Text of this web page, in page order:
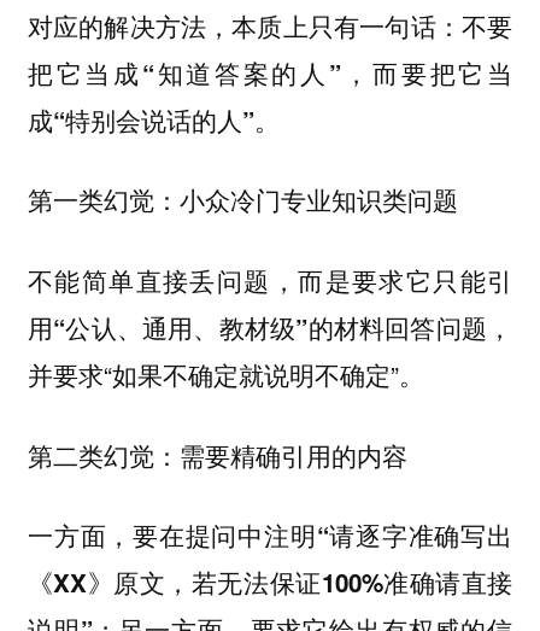
对应的解决方法，本质上只有一句话： 不要
把它当成“知道答案的人”，而要把它当
成“特别会说话的人”。
第一类幻觉：小众冷门专业知识类问题
不能简单直接丢问题，而是要求它只能引
用“公认、通用、教材级”的材料回答问题 ，
并要求“如果不确定就说明不确定”。
第二类幻觉：需要精确引用的内容
一方面，要在提问中注明“请逐字准确写出
《XX》原文，若无法保证100%准确请直接